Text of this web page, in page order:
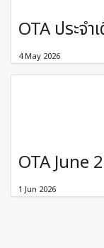
OTA ประจ
4 May 2026
OTA June
1 Jun 2026